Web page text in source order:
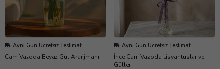
Aynı Gün Ücretsiz Teslimat
Cam Vazoda Beyaz Gül Aranjmanı
Aynı Gün Ücretsiz Teslimat
İnce Cam Vazoda Lisyantuslar ve
Güller